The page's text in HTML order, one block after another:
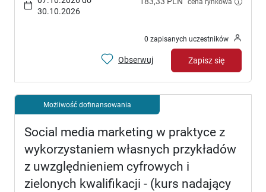
30.10.2026
0 zapisanych uczestników
Obserwuj Zapisz się
Możliwość dofinansowania
Social media marketing w praktyce z
wykorzystaniem własnych przykładów
z uwzględnieniem cyfrowych i
zielonych kwalifikacji - (kurs nadający